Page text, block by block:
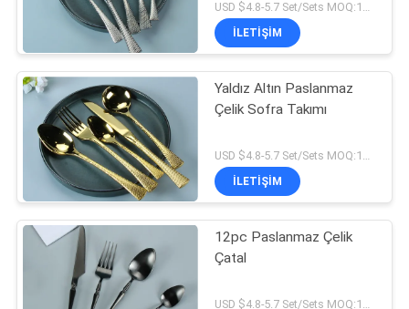
USD $4.8-5.7 Set/Sets MOQ:10 Takımları
İLETİŞİM
Yaldız Altın Paslanmaz
Çelik Sofra Takımı
İLETİŞİM
12pc Paslanmaz Çelik
Çatal